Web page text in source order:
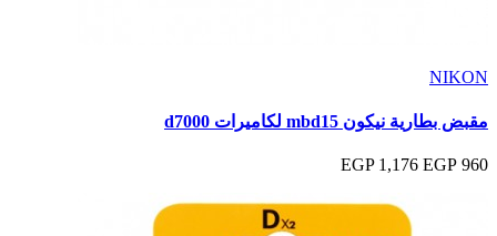
NIKON
مقبض بطارية نيكون mbd15 لكاميرات d7000
960 EGP
1,176 EGP